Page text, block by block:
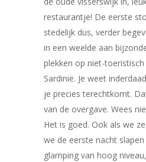
restaurantje! De eerste
stedelijk dus, verder
in een weelde aan
plekken op niet-
Sardinië. Je weet
je precies terechtkomt.
van de overgave. Wees
Het is goed. Ook als we
we de eerste nacht slapen
glamping van hoog